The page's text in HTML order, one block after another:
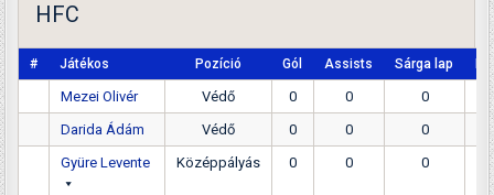
HFC
# Játékos Pozíció Gól Assists Sárga lap
Mezei Olivér Védő 0 0
0
Darida Ádám
Védő 0 0
0
Gyüre Levente
Középpályás 0 0 0